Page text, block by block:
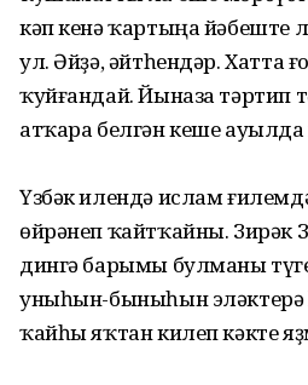
кәп кенә ҡартыңа йәбеште
ул. Әйҙә, әйтһендәр. Хатта
ҡуйғандай. Йыназа тәртип
атҡара белгән кеше
Үзбәк илендә ислам
өйрәнеп ҡайтҡайны. Зирәк
дингә барымы булманы
уныһын-быныһын эләктерә
ҡайһы яҡтан килеп кәкте